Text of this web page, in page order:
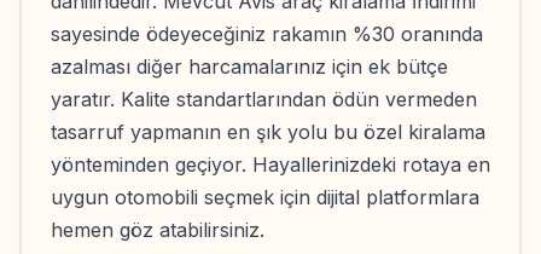
sayesinde ödeyeceğiniz rakamın %30 oranında
azalması diğer harcamalarınız için ek bütçe
yaratır. Kalite standartlarından ödün vermeden
tasarruf yapmanın en şık yolu bu özel kiralama
yönteminden geçiyor. Hayallerinizdeki rotaya en
uygun otomobili seçmek için dijital platformlara
hemen göz atabilirsiniz.